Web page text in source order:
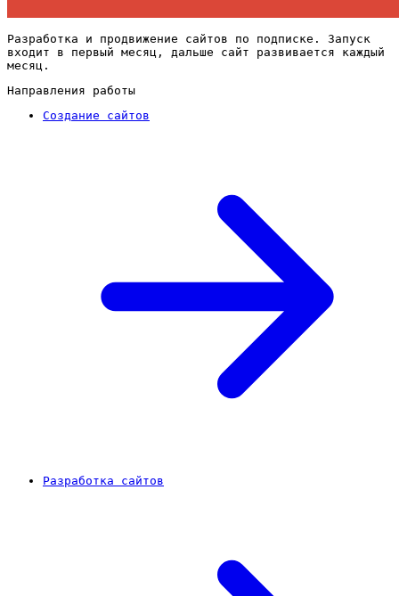
Разработка и продвижение сайтов по подписке. Запуск
входит в первый месяц, дальше сайт развивается каждый
месяц.
Направления работы
Создание сайтов
Разработка сайтов